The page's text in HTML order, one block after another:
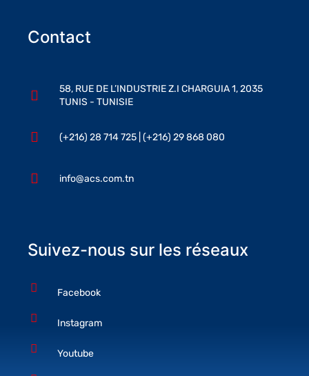
Contact
58, RUE DE L’INDUSTRIE Z.I CHARGUIA 1, 2035
TUNIS - TUNISIE
(+216) 28 714 725 | (+216) 29 868 080
info@acs.com.tn
Suivez-nous sur les réseaux
Facebook
Instagram
Youtube